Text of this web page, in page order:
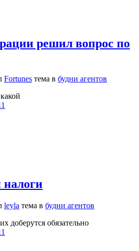
решил вопрос по
Fortunes тема в будни агентов
leyla тема в будни агентов
доберутся обязательно